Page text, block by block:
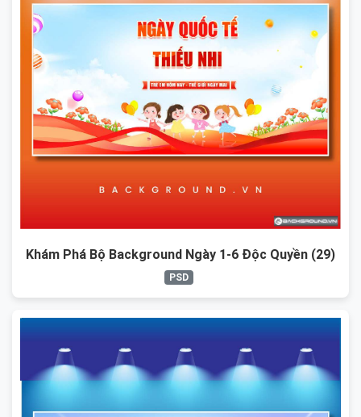
Khám Phá Bộ Background Ngày 1-6 Độc Quyền (29)
PSD